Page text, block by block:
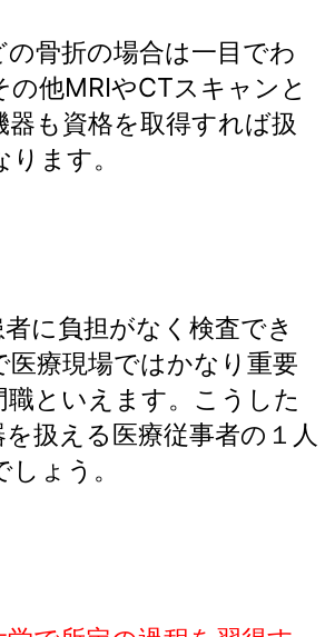
骨折の場合は一目でわ
の他MRIやCTスキャンと
器も資格を取得すれば扱
ます。
に負担がなく検査でき
医療現場ではかなり重要
職といえます。こうした
扱える医療従事者の１人
ょう。